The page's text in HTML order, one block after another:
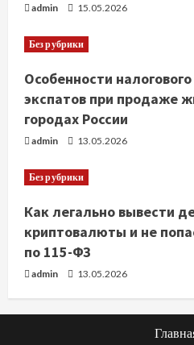
admin 15.05.2026
Без рубрики
Особенности
экспатов при продаже
городах России
admin 13.05.2026
Без рубрики
Как легально вывести
криптовалюты и не
по 115-ФЗ
admin 13.05.2026